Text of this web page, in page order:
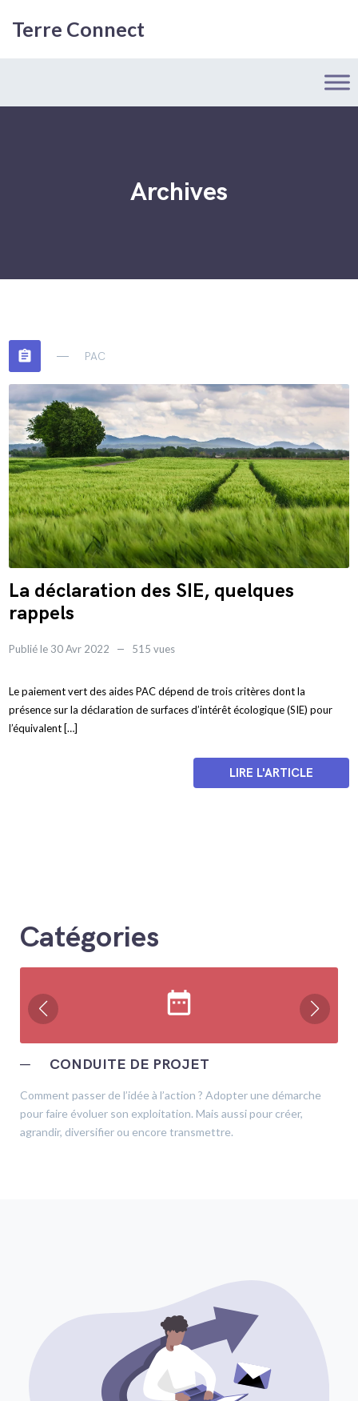
Terre Connect
Archives
assignment PAC
La déclaration des SIE, quelques
rappels
Publié le 30 Avr 2022 515 vues
Le paiement vert des aides PAC dépend de trois critères dont la
présence sur la déclaration de surfaces d’intérêt écologique (SIE) pour
l’équivalent […]
LIRE L'ARTICLE
Catégories
date_range
─ CONDUITE DE PROJET
Comment passer de l’idée à l’action ? Adopter une démarche
pour faire évoluer son exploitation. Mais aussi pour créer,
agrandir, diversifier ou encore transmettre.